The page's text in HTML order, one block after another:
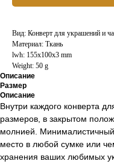
Вид: Конверт для украшений и
Материал: Ткань
lwh: 155x100x3 mm
Weight: 50 g
Описание
Размер
Описание
Внутри каждого конверта
размеров, в закрытом
молнией.
место в любой сумке или
хранения ваших любимых